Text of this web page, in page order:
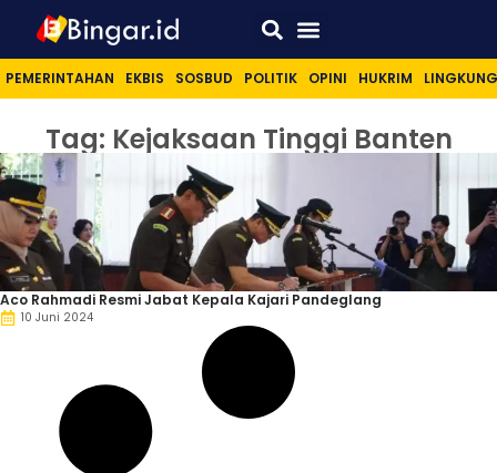
PEMERINTAHAN EKBIS SOSBUD POLITIK OPINI HUKRIM
Tag: Kejaksaan Tinggi Banten
Aco Rahmadi Resmi Jabat Kepala Kajari Pandeglang
10 Juni 2024